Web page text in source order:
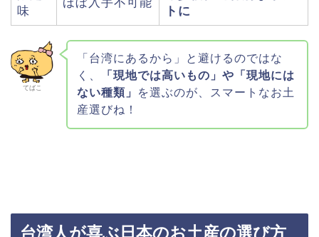
味
トに
てばこ
「台湾にあるから」と避けるのではな
く、
「現地では高いもの」や「現地には
ない種類」
を選ぶのが、スマートなお土
産選びね！
台湾人が喜ぶ日本のお土産の選び方